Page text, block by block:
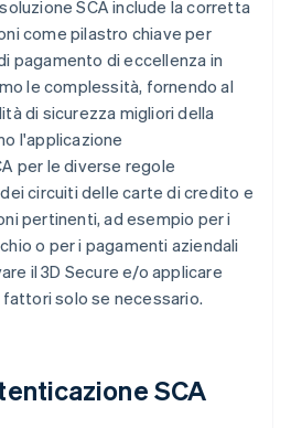
SCA include la corretta
come pilastro chiave per
pagamento di eccellenza in
le complessità, fornendo al
di sicurezza migliori della
l'applicazione
per le diverse regole
circuiti delle carte di credito e
pertinenti, ad esempio per i
o per i pagamenti aziendali
il 3D Secure e/o applicare
solo se necessario.
SCA